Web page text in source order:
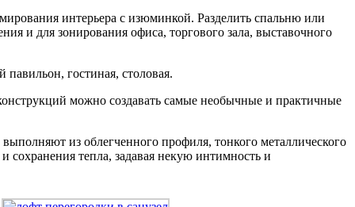
интерьера с изюминкой. Разделить спальню или
и для зонирования офиса, торгового зала, выставочного
гостиная, столовая.
можно создавать самые необычные и практичные
из облегченного профиля, тонкого металлического
сохранения тепла, задавая некую интимность и